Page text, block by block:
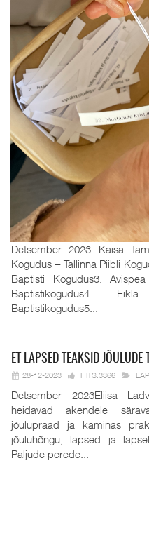
Detsember 2023 Kaisa
Kogudus ‒ Tallinna Piibli
Baptisti Kogudus3.
Baptistikogudus4.
Baptistikogudus5...
ET LAPSED TEAKSID JÕULUDE
28-12-2023 HITS:3366
Detsember 2023Eliisa
heidavad akendele
jõulupraad ja kaminas
jõuluhõngu, lapsed ja
Paljude perede...